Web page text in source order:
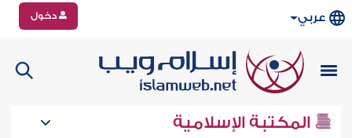
عربي دخول
المكتبة الإسلامية